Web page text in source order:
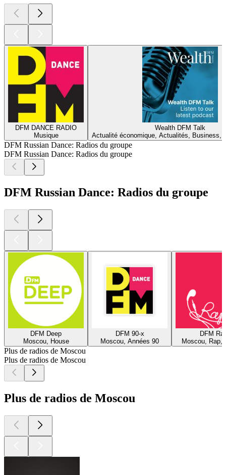
DFM DANCE RADIO
Musique
Wealth DFM Talk
Actualité économique, Actualités, Business,
DFM Russian Dance: Radios du groupe
DFM Russian Dance: Radios du groupe
DFM Russian Dance: Radios du groupe
DFM Deep
Moscou, House
DFM 90-x
Moscou, Années 90
DFM
Moscou, Rap,
Plus de radios de Moscou
Plus de radios de Moscou
Plus de radios de Moscou